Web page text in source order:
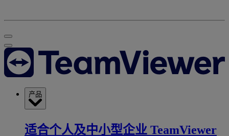
产品
适合个人及中小型企业 TeamViewer